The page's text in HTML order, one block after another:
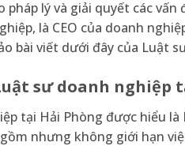
pháp lý và giải quyết các
là CEO của doanh
bài viết dưới đây của Luật
sư doanh nghiệp
tại Hải Phòng được hiểu
nhưng không giới hạn